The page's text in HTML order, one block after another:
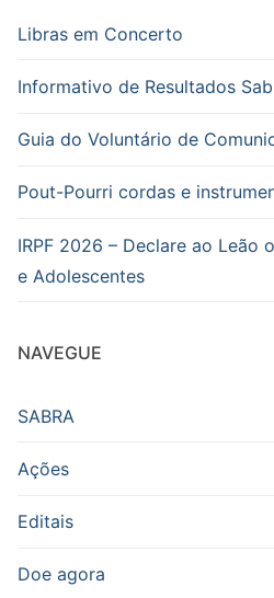
Libras em Concerto
Informativo de Resultados
Guia do Voluntário de
Pout-Pourri cordas e
IRPF 2026 – Declare ao Leão
e Adolescentes
NAVEGUE
SABRA
Ações
Editais
Doe agora